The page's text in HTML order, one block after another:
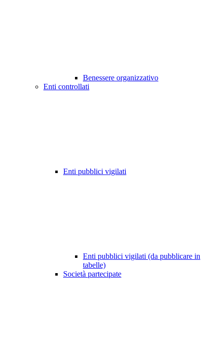
Benessere organizzativo
Enti controllati
Enti pubblici vigilati
Enti pubblici vigilati (da pubblicare in
tabelle)
Società partecipate